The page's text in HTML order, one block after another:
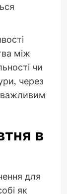
між
чи
через
важливим
в
для
як